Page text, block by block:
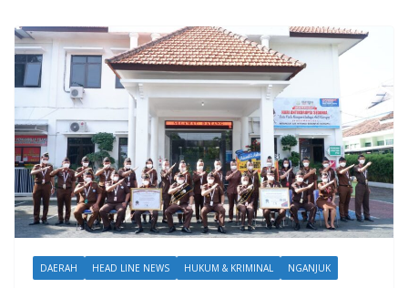
DAERAH HEAD LINE NEWS HUKUM & KRIMINAL NGANJUK